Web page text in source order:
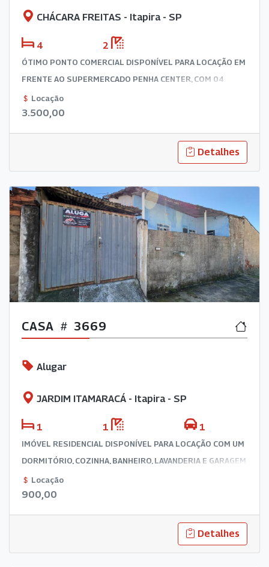
CHÁCARA FREITAS - Itapira - SP
4
ÓTIMO PONTO COMERCIAL DISPONÍVEL PARA LOCAÇÃO EM
FRENTE AO SUPERMERCADO PENHA CENTER, COM 04
SALAS, LAVABO, COZINHA E BANHEIRO NOS FUNDOS.
EXCELENTE OPORTUNIDADE PARA SEU NEGÓCIO, SITUADO
DE PEDESTRES E VEÍCULOS. AGENDE SUA VISITA E VENHA
Locação
3.500,00
Detalhes
CASA 3669
Alugar
JARDIM ITAMARACÁ - Itapira - SP
1 1
IMÓVEL RESIDENCIAL DISPONÍVEL PARA LOCAÇÃO COM UM
DORMITÓRIO, COZINHA, BANHEIRO, LAVANDERIA E GARAGEM
COBERTA PARA UM VEÍCULO.
Locação
900,00
Detalhes